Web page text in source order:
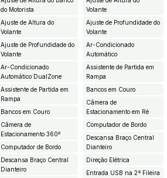
do Motorista
Ajuste de Altura do
Volante
Ajuste de Profundidade do
Volante
Ar-Condicionado
Automático DualZone
Assistente de Partida em
Rampa
Bancos em Couro
Câmera de
Estacionamento 360º
Computador de Bordo
Descansa Braço Central
Dianteiro
Volante
Ajuste de Profundidade do
Volante
Ar-Condicionado
Automático
Assistente de Partida em
Rampa
Bancos em Couro
Câmera de
Estacionamento em Ré
Computador de Bordo
Descansa Braço Central
Dianteiro
Direção Elétrica
Entrada USB na 2ª Fileira